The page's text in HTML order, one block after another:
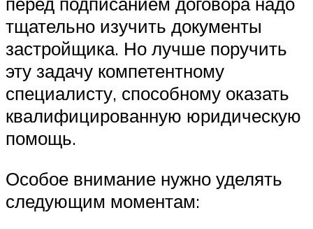
тщательно изучить документы
застройщика. Но лучше поручить
эту задачу компетентному
специалисту, способному оказать
квалифицированную юридическую
помощь.
Особое внимание нужно уделять
следующим моментам: